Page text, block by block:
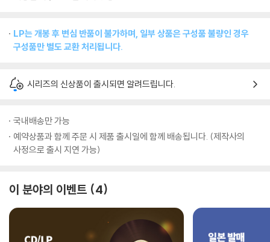
LP는 개봉 후 변심 반품이 불가하며, 일부 상품은 구성품 불량인 경우
구성품만 별도 교환 처리됩니다.
시리즈의 신상품이 출시되면 알려드립니다.
국내배송만 가능
예약상품과 함께 주문 시 제품 출시일에 함께 배송됩니다. (제작사의
사정으로 출시 지연 가능)
이 분야의 이벤트 4